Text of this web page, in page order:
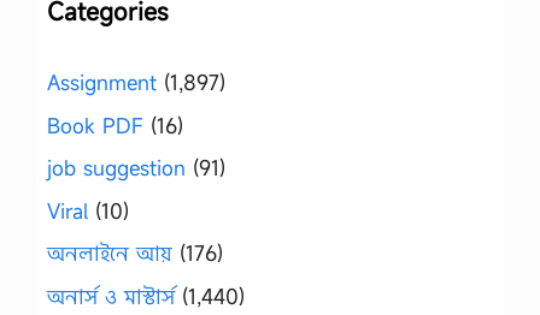
Categories
Assignment (1,897)
Book PDF (16)
job suggestion (91)
Viral (10)
অনলাইনে আয় (176)
অনার্স ও মাস্টার্স(1,440)